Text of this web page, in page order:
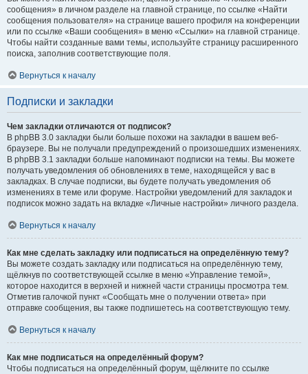
сообщения» в личном разделе на главной странице, по ссылке «Найти
сообщения пользователя» на странице вашего профиля на конференции
или по ссылке «Ваши сообщения» в меню «Ссылки» на главной странице.
Чтобы найти созданные вами темы, используйте страницу расширенного
поиска, заполнив соответствующие поля.
Вернуться к началу
Подписки и закладки
Чем закладки отличаются от подписок?
В phpBB 3.0 закладки были больше похожи на закладки в вашем веб-
браузере. Вы не получали предупреждений о произошедших изменениях.
В phpBB 3.1 закладки больше напоминают подписки на темы. Вы можете
получать уведомления об обновлениях в теме, находящейся у вас в
закладках. В случае подписки, вы будете получать уведомления об
изменениях в теме или форуме. Настройки уведомлений для закладок и
подписок можно задать на вкладке «Личные настройки» личного раздела.
Вернуться к началу
Как мне сделать закладку или подписаться на определённую тему?
Вы можете создать закладку или подписаться на определённую тему,
щёлкнув по соответствующей ссылке в меню «Управление темой»,
которое находится в верхней и нижней части страницы просмотра тем.
Отметив галочкой пункт «Сообщать мне о получении ответа» при
отправке сообщения, вы также подпишетесь на соответствующую тему.
Вернуться к началу
Как мне подписаться на определённый форум?
Чтобы подписаться на определённый форум, щёлкните по ссылке